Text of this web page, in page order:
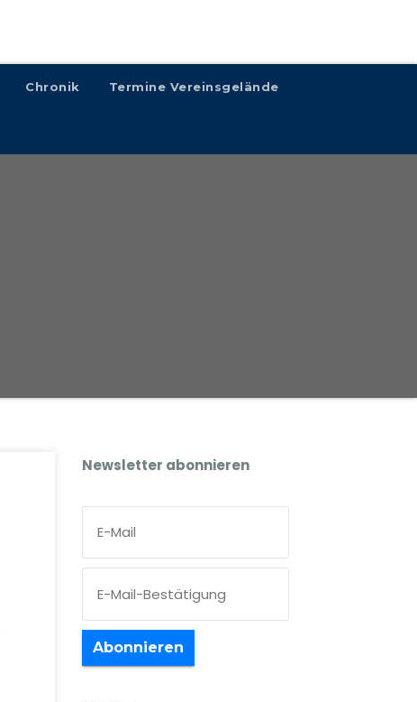
Chronik Termine Vereinsgelände
Newsletter abonnieren
Abonnieren